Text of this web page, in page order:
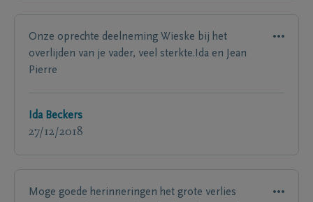
Onze oprechte deelneming Wieske bij het
overlijden van je vader, veel sterkte.Ida en Jean
Pierre
Ida Beckers
27/12/2018
Moge goede herinneringen het grote verlies